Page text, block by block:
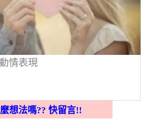
情表現
想法嗎?? 快留言!!